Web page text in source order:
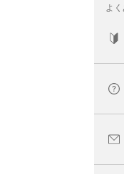
よ